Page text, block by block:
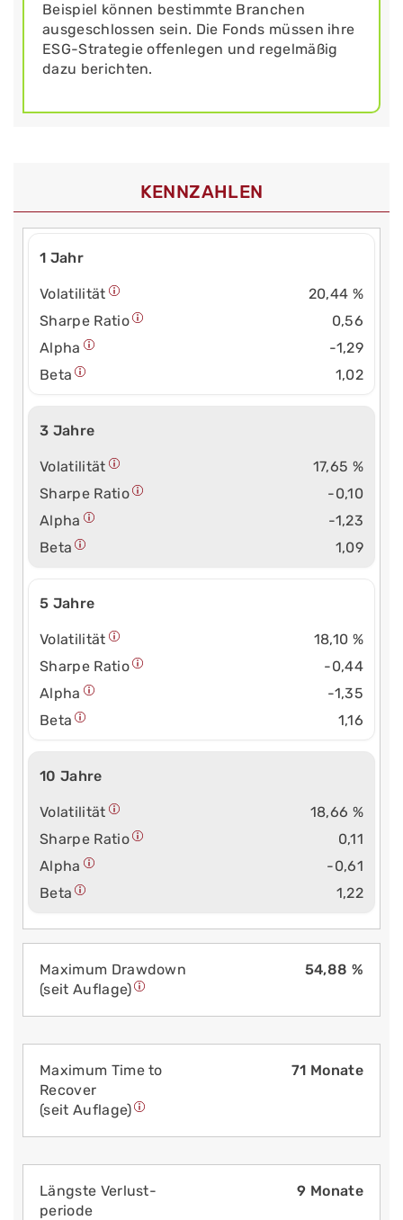
Beispiel können bestimmte Branchen
ausgeschlossen sein. Die Fonds müssen ihre
ESG-Strategie offenlegen und regelmäßig
dazu berichten.
KENNZAHLEN
1 Jahr
Volatilität
20,44 %
Sharpe Ratio
0,56
Alpha
-1,29
Beta
1,02
3 Jahre
Volatilität
17,65 %
Sharpe Ratio
-0,10
Alpha
-1,23
Beta
1,09
5 Jahre
Volatilität
18,10 %
Sharpe Ratio
-0,44
Alpha
-1,35
Beta
1,16
10 Jahre
Volatilität
18,66 %
Sharpe Ratio
0,11
Alpha
-0,61
Beta
1,22
Maximum Drawdown
(seit Auflage)
54,88 %
Maximum Time to
Recover
(seit Auflage)
71 Monate
Längste Verlust­
periode
9 Monate